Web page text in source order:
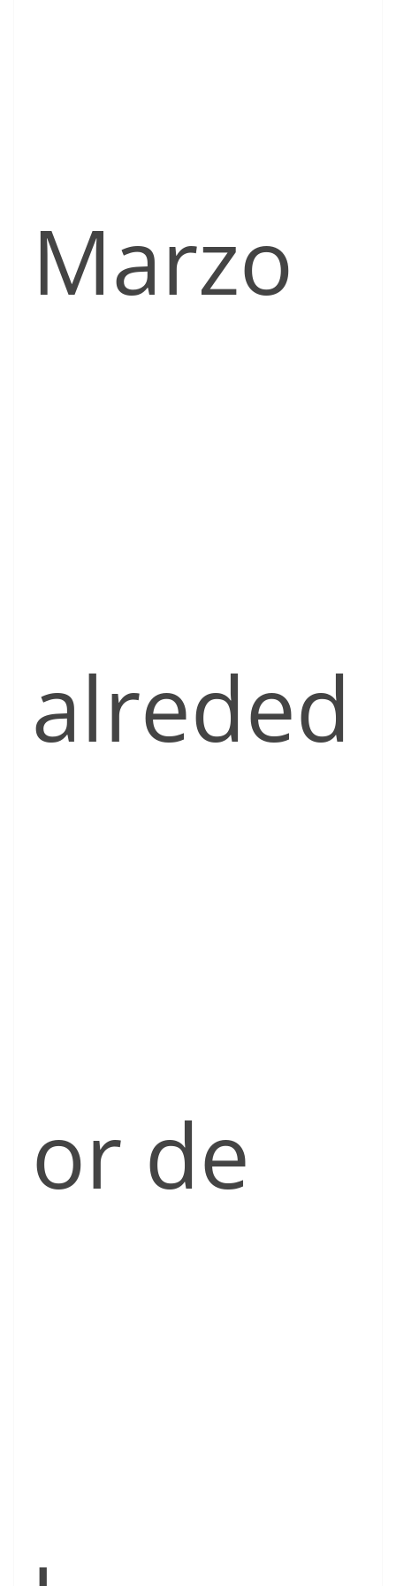
Marzo
alreded
or de